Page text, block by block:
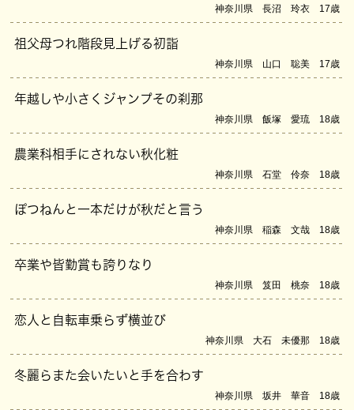
神奈川県 長沼 玲衣 17歳
祖父母つれ階段見上げる初詣
神奈川県 山口 聡美 17歳
年越しや小さくジャンプその刹那
神奈川県 飯塚 愛琉 18歳
農業科相手にされない秋化粧
神奈川県 石堂 伶奈 18歳
ぽつねんと一本だけが秋だと言う
神奈川県 稲森 文哉 18歳
卒業や皆勤賞も誇りなり
神奈川県 笈田 桃奈 18歳
恋人と自転車乗らず横並び
神奈川県 大石 未優那 18歳
冬麗らまた会いたいと手を合わす
神奈川県 坂井 華音 18歳